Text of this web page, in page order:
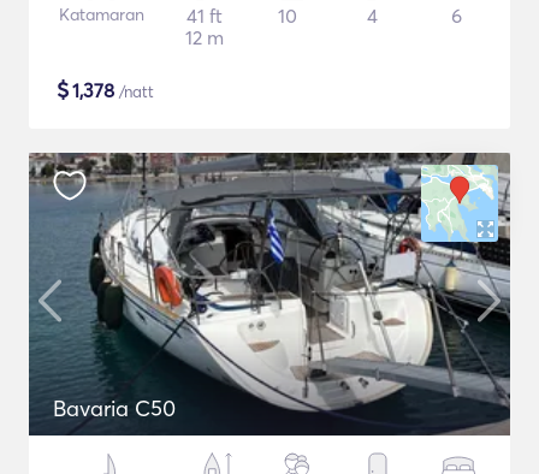
Katamaran
41 ft
12 m
10 4 6
$1,378 /natt
Bavaria C50